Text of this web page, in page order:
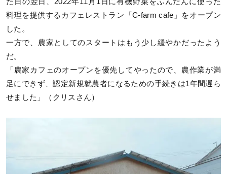
料理を提供するカフェレストラン「C-farm cafe」をオープン
した。
一方で、農家としてのスタートはもう少し緩やかだったよう
だ。
「農家カフェのオープンを優先してやったので、農作業が満
足にできず、認定新規就農者になるための手続きは1年間遅ら
せました」（クリスさん）